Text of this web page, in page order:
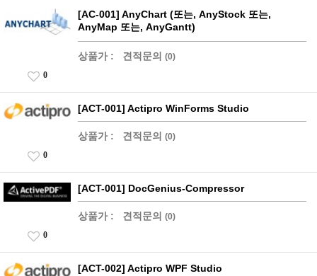
[AC-001] AnyChart (또는, AnyStock 또는,
AnyMap 또는, AnyGantt)
상품가 : 견적문의 (0)
0
[ACT-001] Actipro WinForms Studio
상품가 : 견적문의 (0)
0
[ACT-001] DocGenius-Compressor
상품가 : 견적문의 (0)
0
[ACT-002] Actipro WPF Studio